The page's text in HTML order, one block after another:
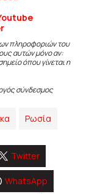
πληροφοριών του
αυτών μόνο αν:
όπου γίνεται η
σύνδεσμος
Ρωσία
Twitter
WhatsApp